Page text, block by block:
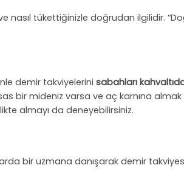
nasıl tükettiğinizle doğrudan ilgilidir.
demir takviyelerini sabahları
bir mideniz varsa ve aç karnına almak
almayı da deneyebilirsiniz.
bir uzmana danışarak demir